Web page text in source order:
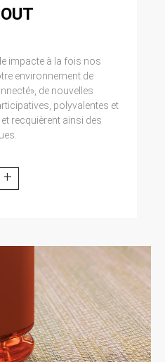
impacte à la fois nos
environnement de
de nouvelles
polyvalentes et
recquièrent ainsi des
+